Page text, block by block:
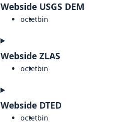
Webside USGS DEM
octetbin
Webside ZLAS
octetbin
Webside DTED
octetbin